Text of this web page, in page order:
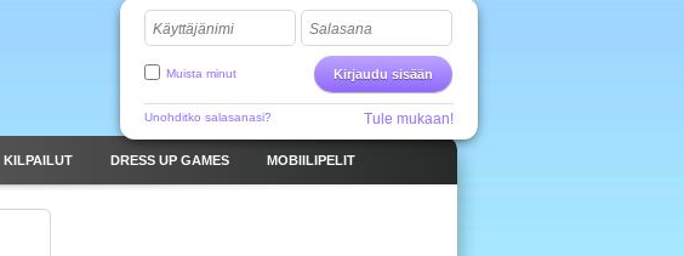
Käyttäjänimi Salasana
Kirjaudu sisään
Muista minut
Unohditko salasanasi? Tule mukaan!
KILPAILUT DRESS UP GAMES MOBIILIPELIT